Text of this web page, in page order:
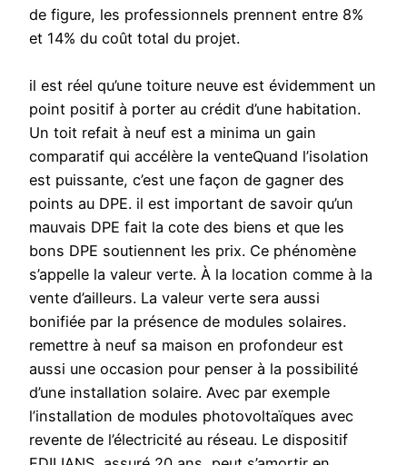
de figure, les professionnels prennent entre 8%
et 14% du coût total du projet.
il est réel qu’une toiture neuve est évidemment un
point positif à porter au crédit d’une habitation.
Un toit refait à neuf est a minima un gain
comparatif qui accélère la venteQuand l’isolation
est puissante, c’est une façon de gagner des
points au DPE. il est important de savoir qu’un
mauvais DPE fait la cote des biens et que les
bons DPE soutiennent les prix. Ce phénomène
s’appelle la valeur verte. À la location comme à la
vente d’ailleurs. La valeur verte sera aussi
bonifiée par la présence de modules solaires.
remettre à neuf sa maison en profondeur est
aussi une occasion pour penser à la possibilité
d’une installation solaire. Avec par exemple
l’installation de modules photovoltaïques avec
revente de l’électricité au réseau. Le dispositif